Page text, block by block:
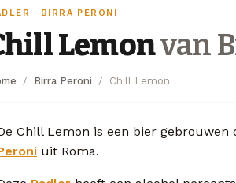
· BIRRA PERONI
Lemonvan
Birra Peroni Chill Lemon
Chill Lemon is een bier gebrouwen
uit Roma.